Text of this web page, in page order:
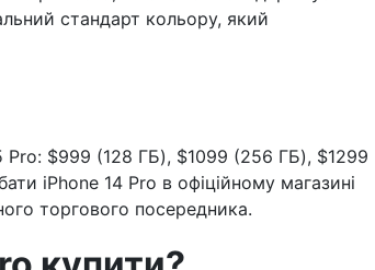
стандарт кольору, який
Pro: $999 (128 ГБ), $1099 (256 ГБ), $1299
iPhone 14 Pro в офіційному магазині
торгового посередника.